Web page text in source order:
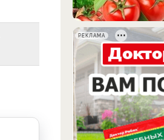
РЕКЛАМА